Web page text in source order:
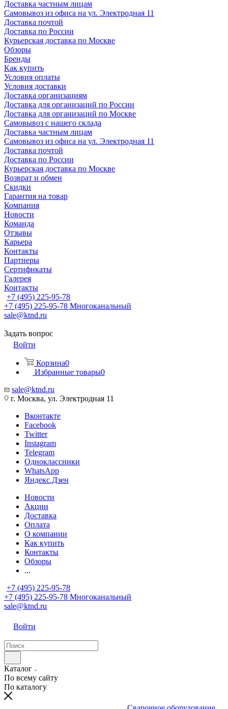
Доставка частным лицам
Самовывоз из офиса на ул. Электродная 11
Доставка почтой
Доставка по России
Курьерская доставка по Москве
Обзоры
Бренды
Как купить
Условия оплаты
Условия доставки
Доставка организациям
Доставка для организаций по России
Доставка для организаций по Москве
Самовывоз с нашего склада
Доставка частным лицам
Самовывоз из офиса на ул. Электродная 11
Доставка почтой
Доставка по России
Курьерская доставка по Москве
Возврат и обмен
Скидки
Гарантия на товар
Компания
Новости
Команда
Отзывы
Карьера
Контакты
Партнеры
Сертификаты
Галерея
Контакты
+7 (495) 225-95-78
+7 (495) 225-95-78 Многоканальный
sale@ktnd.ru
Задать вопрос
Войти
Корзина0
Избранные товары0
sale@ktnd.ru
г. Москва, ул. Электродная 11
Вконтакте
Facebook
Twitter
Instagram
Telegram
Одноклассники
WhatsApp
Яндекс.Дзен
Новости
Акции
Доставка
Оплата
О компании
Как купить
Контакты
Обзоры
...
+7 (495) 225-95-78
+7 (495) 225-95-78 Многоканальный
sale@ktnd.ru
Войти
Каталог
По всему сайту
По каталогу